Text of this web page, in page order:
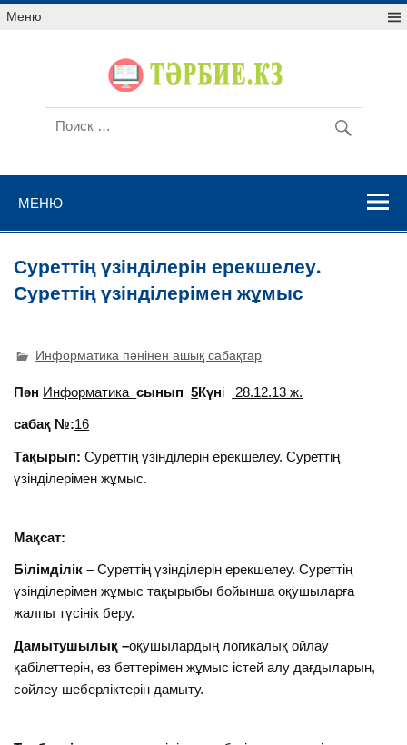
Меню
МЕНЮ
Суреттің үзінділерін ерекшелеу.
Суреттің үзінділерімен жұмыс
Информатика пәнінен ашық сабақтар
Пән Информатикасынып5Күні 28.12.13 ж.
сабақ №:16
Тақырып:Суреттің үзінділерін ерекшелеу. Суреттің
үзінділерімен жұмыс.
Мақсат:
Білімділік –Суреттің үзінділерін ерекшелеу. Суреттің
үзінділерімен жұмыс тақырыбы бойынша оқушыларға
жалпы түсінік беру.
Дамытушылық –оқушылардың логикалық ойлау
қабілеттерін, өз беттерімен жұмыс істей алу дағдыларын,
сөйлеу шеберліктерін дамыту.